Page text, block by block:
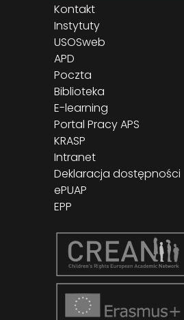
Kontakt
Instytuty
USOSweb
APD
Poczta
Biblioteka
E-learning
Portal Pracy APS
KRASP
Intranet
Deklaracja dostępności
ePUAP
EPP